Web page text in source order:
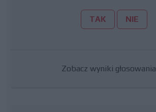
TAK NIE
Zobacz wyniki głosowania